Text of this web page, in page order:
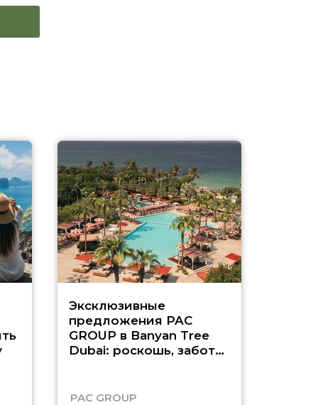
Эксклюзивные
предложения PAC
GROUP в Banyan Tree
Dubai: роскошь, забота
PAC GROUP